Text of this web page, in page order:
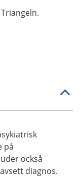
på
också
diagnos.